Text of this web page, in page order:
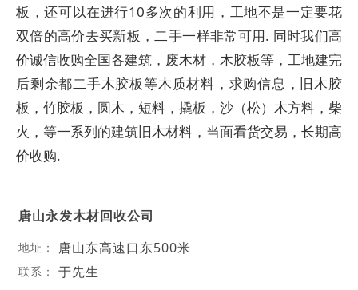
板，还可以在进行10多次的利用，工地不是一定要花
双倍的高价去买新板，二手一样非常可用. 同时我们高
价诚信收购全国各建筑，废木材，木胶板等，工地建完
后剩余都二手木胶板等木质材料，求购信息，旧木胶
板，竹胶板，圆木，短料，撬板，沙（松）木方料，柴
火，等一系列的建筑旧木材料，当面看货交易，长期高
价收购.
唐山永发木材回收公司
地址： 唐山东高速口东500米
联系： 于先生